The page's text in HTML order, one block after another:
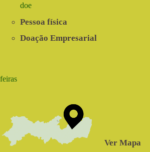
doe
Pessoa física
Doação Empresarial
feiras
Ver Mapa